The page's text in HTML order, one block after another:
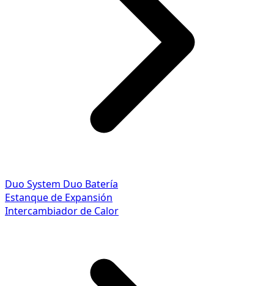
Duo System Duo Batería
Estanque de Expansión
Intercambiador de Calor